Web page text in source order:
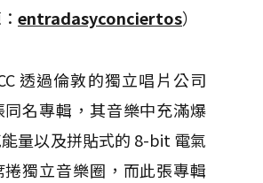
entradasyconciertos）
透過倫敦的獨立唱片公司
名專輯，其音樂中充滿爆
量以及拼貼式的 8-bit 電氣
獨立音樂圈，而此張專輯